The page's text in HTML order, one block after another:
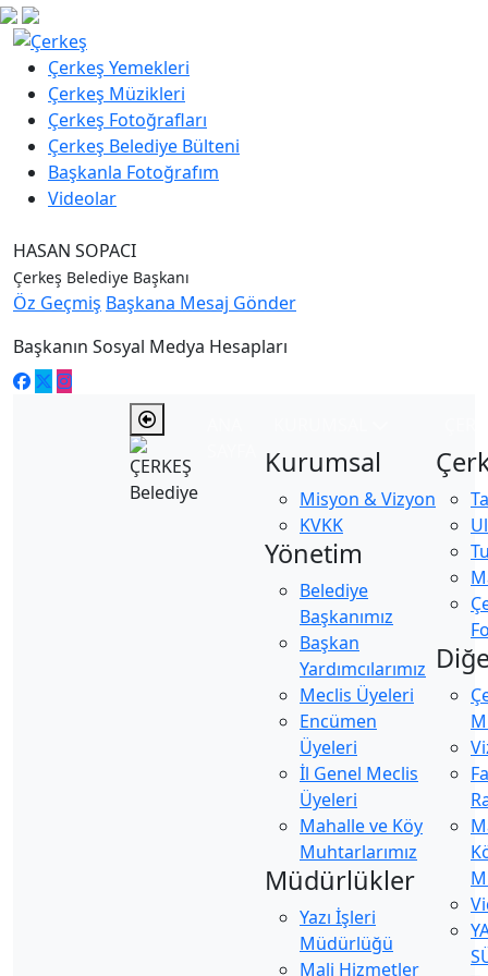
Çerkeş Yemekleri
Çerkeş Müzikleri
Çerkeş Fotoğrafları
Çerkeş Belediye Bülteni
Başkanla Fotoğrafım
Videolar
HASAN SOPACI
Çerkeş Belediye Başkanı
Öz Geçmiş Başkana Mesaj Gönder
Başkanın Sosyal Medya Hesapları
Kurumsal
Misyon & Vizyon
KVKK
Yönetim
Belediye
Başkanımız
Başkan
Yardımcılarımız
Meclis Üyeleri
Encümen
Üyeleri
İl Genel Meclis
Üyeleri
Mahalle ve Köy
Muhtarlarımız
Müdürlükler
Yazı İşleri
Müdürlüğü
Mali Hizmetler